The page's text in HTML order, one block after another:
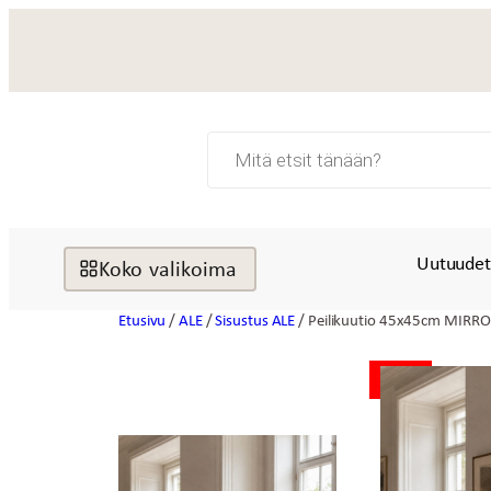
search
Koko valikoima Uutuudet
Etusivu /ALE/Sisustus ALE/ Peilikuutio 45x45cm
ALE